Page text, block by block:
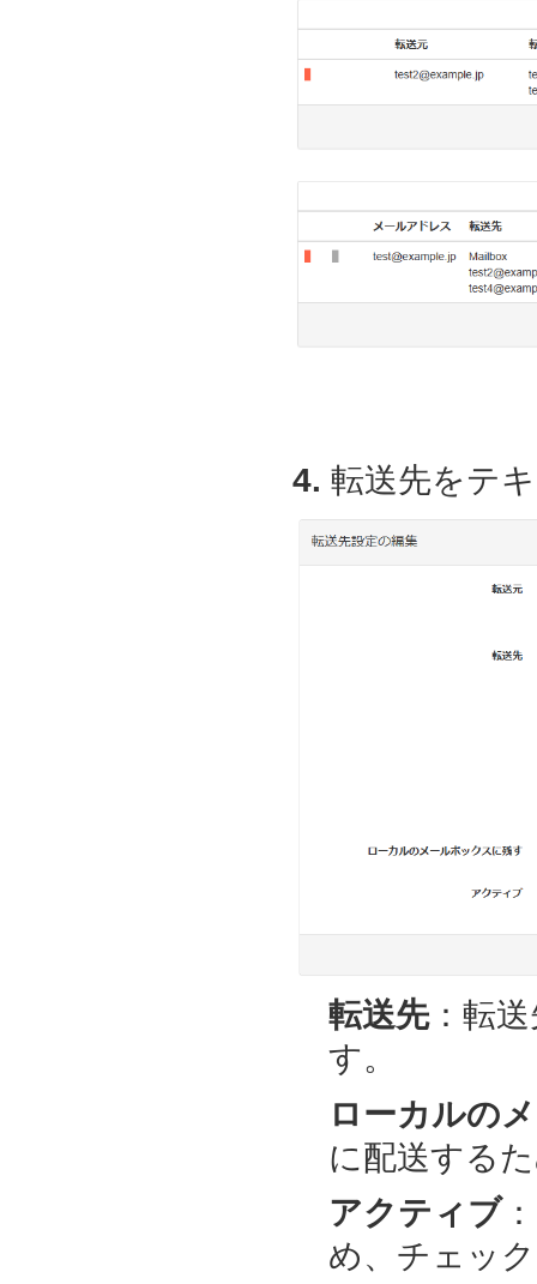
4. 転送先をテ
転送先：転
す。
ローカルの
に配送する
アクティブ
め、チェック